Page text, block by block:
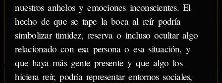
nuestros anhelos y emociones inconscientes. El
hecho de que se tape la boca al reír podría
simbolizar timidez, reserva o incluso ocultar algo
relacionado con esa persona o esa situación, y
que haya más gente presente y que algo los
hiciera reír, podría representar entornos sociales,